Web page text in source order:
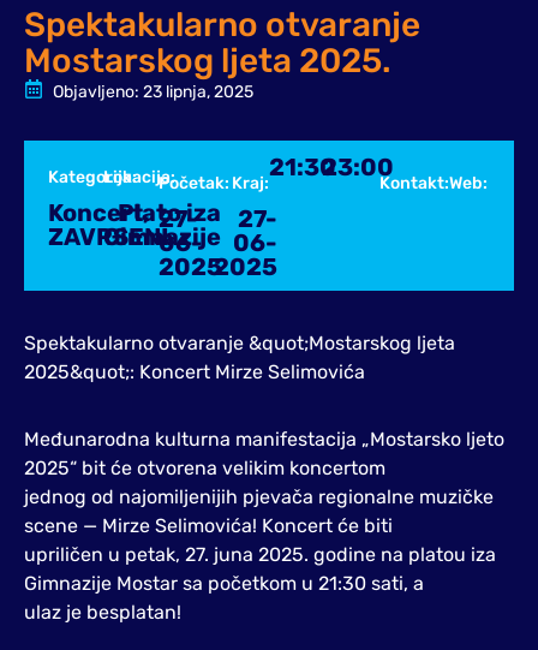
Spektakularno otvaranje
Mostarskog ljeta 2025.
Objavljeno: 23 lipnja, 2025
Kategorija:
Koncert,
ZAVRSENI
Lokacija:
Plato iza
Gimnazije
Početak:
27-
06-
2025
Kraj:
27-
06-
2025
21:3023:00
Kontakt:Web:
Spektakularno otvaranje &quot;Mostarskog ljeta
2025&quot;: Koncert Mirze Selimovića
Međunarodna kulturna manifestacija „Mostarsko ljeto
2025“ bit će otvorena velikim koncertom
jednog od najomiljenijih pjevača regionalne muzičke
scene — Mirze Selimovića! Koncert će biti
upriličen u petak, 27. juna 2025. godine na platou iza
Gimnazije Mostar sa početkom u 21:30 sati, a
ulaz je besplatan!